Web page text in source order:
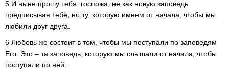
5 И ныне прошу тебя, госпожа, не как новую заповедь
предписывая тебе, но ту, которую имеем от начала, чтобы мы
любили друг друга.
6 Любовь же состоит в том, чтобы мы поступали по заповедям
Его. Это – та заповедь, которую мы слышали от начала, чтобы
поступали по ней.